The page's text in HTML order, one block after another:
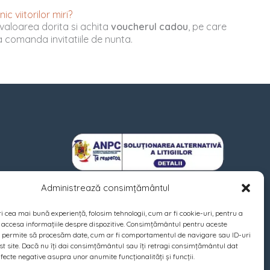
Administrează consimțământul
cea mai bună experiență, folosim tehnologii, cum ar fi cookie-uri, pentru a
informațiile despre dispozitive. Consimțământul pentru aceste
permite să procesăm date, cum ar fi comportamentul de navigare sau ID-uri
site. Dacă nu îți dai consimțământul sau îți retragi consimțământul dat
negative asupra unor anumite funcționalități și funcții.
viitorilor miri?
dorita si achita voucherul cadou , pe care
comanda invitatiile de nunta.